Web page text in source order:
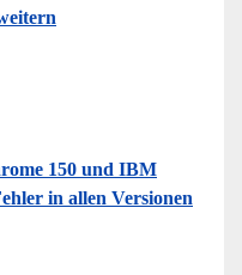
150 und IBM
in allen Versionen